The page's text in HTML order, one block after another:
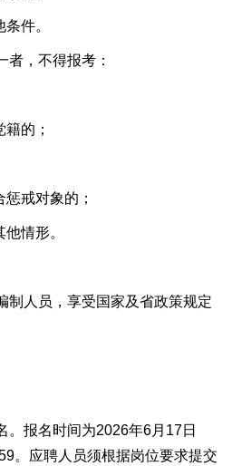
件。
，不得报考：
的；
戒对象的；
情形。
人员，享受国家及省政策规定
报名时间为2026年6月17日
。应聘人员须根据岗位要求提交